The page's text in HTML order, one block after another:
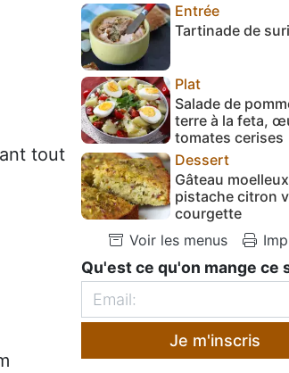
tout
Entrée
Tartinade de
Plat
Salade de
terre à la feta,
tomates cerises
Dessert
Gâteau moelleux
pistache citron
courgette
Voir les menus
Qu'est ce qu'on mange ce
Je m'inscris